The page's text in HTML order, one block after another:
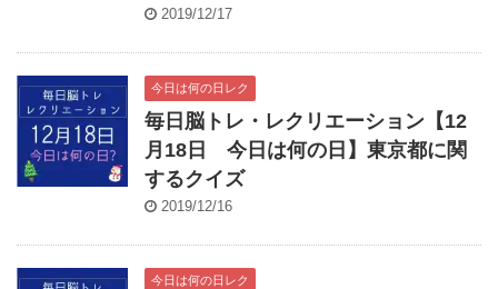
2019/12/17
今日は何の日レク
毎日脳トレ・レクリエーション【12
月18日 今日は何の日】東京都に関
するクイズ
2019/12/16
今日は何の日レク